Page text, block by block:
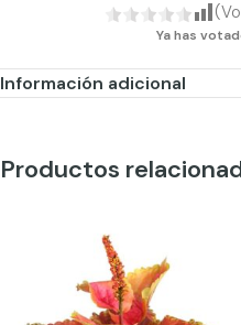
Ya has
Información adicional
Productos